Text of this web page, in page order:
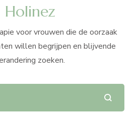
Holinez
voor vrouwen die de oorzaak
willen begrijpen en blijvende
zoeken.